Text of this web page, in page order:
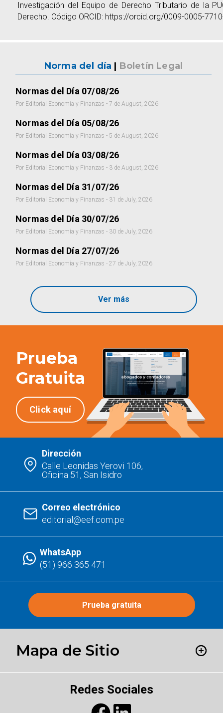
Investigación del Equipo de Derecho Tributario de la
Derecho. Código ORCID: https://orcid.org/0009-0005-
Norma del día | Boletín Legal
Normas del Día 07/08/26
Por Editorial Economía y Finanzas - 7 de August, 2026
Normas del Día 05/08/26
Por Editorial Economía y Finanzas - 5 de August, 2026
Normas del Día 03/08/26
Por Editorial Economía y Finanzas - 3 de August, 2026
Normas del Día 31/07/26
Por Editorial Economía y Finanzas - 31 de July, 2026
Normas del Día 30/07/26
Por Editorial Economía y Finanzas - 30 de July, 2026
Normas del Día 27/07/26
Por Editorial Economía y Finanzas - 27 de July, 2026
Ver más
Prueba
Gratuita
Click aquí
Dirección
Calle Leonidas Yerovi 106,
Oficina 51, San Isidro
Correo electrónico
editorial@eef.com.pe
WhatsApp
(51) 966 365 471
Prueba gratuita
Mapa de Sitio
Redes Sociales